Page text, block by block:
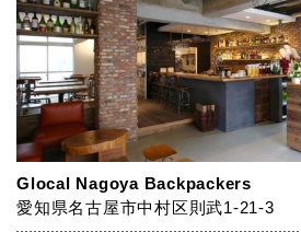
Glocal Nagoya Backpackers
愛知県名古屋市中村区則武1-21-3